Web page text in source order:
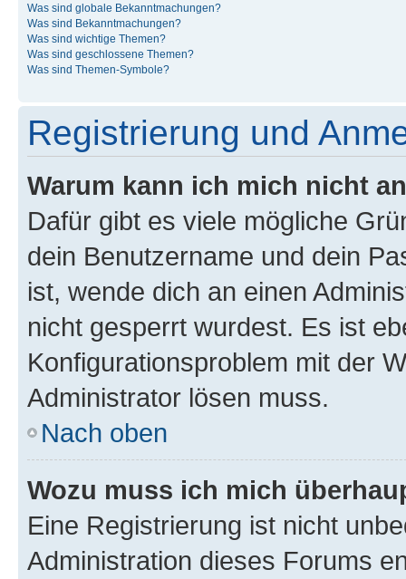
Was sind globale Bekanntmachungen?
Was sind Bekanntmachungen?
Was sind wichtige Themen?
Was sind geschlossene Themen?
Was sind Themen-Symbole?
Registrierung und
Warum kann ich mich nicht
Dafür gibt es viele mögliche
dein Benutzername und dein
ist, wende dich an einen
nicht gesperrt wurdest. Es ist
Konfigurationsproblem mit der
Administrator lösen muss.
Nach oben
Wozu muss ich mich
Eine Registrierung ist nicht
Administration dieses Forums